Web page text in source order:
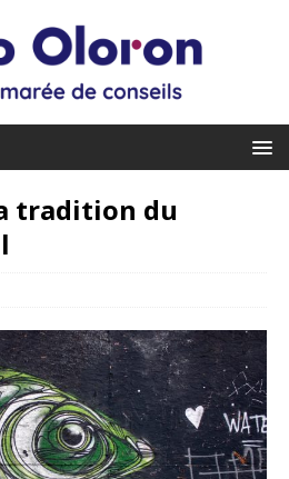
tradition du